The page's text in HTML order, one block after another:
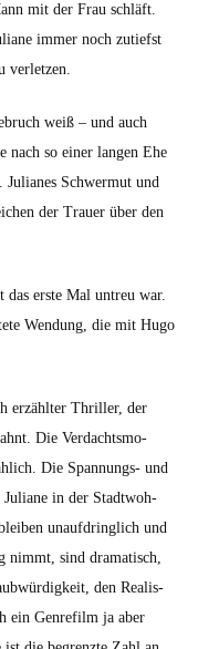
mit der Frau schläft.
immer noch zutief­st
ver­let­zen.
weiß – und auch
nach so ein­er lan­gen Ehe
Schw­er­mut und
der Trauer über den
das erste Mal untreu war.
Wen­dung, die mit Hugo
erzählter Thriller, der
Die Ver­dachtsmo­
Die Span­nungs- und
Juliane in der Stadt­woh­
unauf­dringlich und
nimmt, sind drama­tisch,
den Real­is­
ein Gen­re­film ja aber